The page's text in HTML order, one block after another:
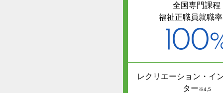
全国専門課程
福祉正職員就職率
100
レクリエーション・イ
ター※4,5